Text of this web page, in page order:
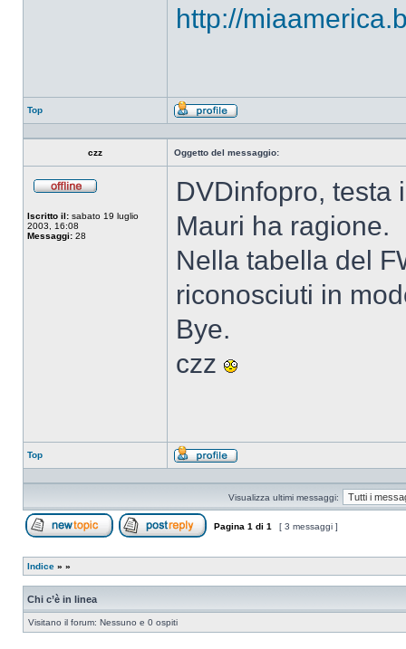
http://
Top
Profilo
czz Oggetto del messaggio:
Iscritto il: sabato 19 luglio
2003, 16:08
Messaggi: 28
DVDinfopro, testa
Mauri ha ragione.
Nella tabella del
riconosciuti in
Bye.
czz
Top
Profilo
Visualizza ultimi messaggi:
Pagina 1 di 1 [ 3 messaggi ]
Indice » »
Chi c’è in linea
Visitano il forum: Nessuno e 0 ospiti